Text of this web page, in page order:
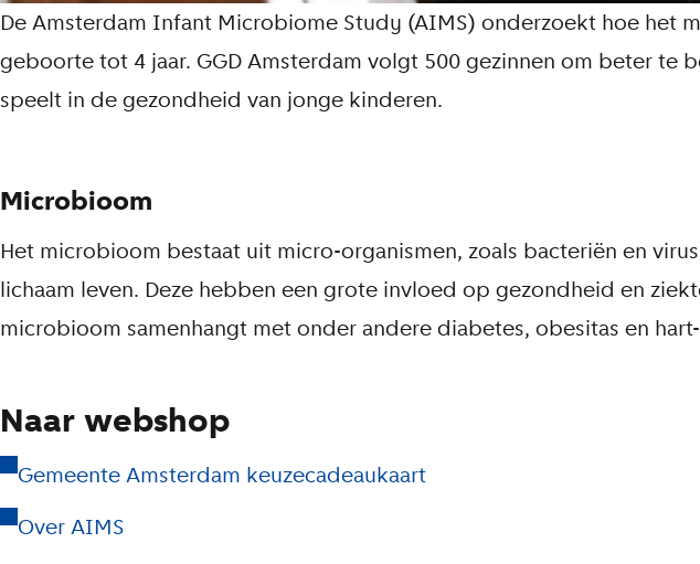
L
e
e
t
e
k
s
De Amsterdam Infant Microbiome Study (AIMS) onderzoekt hoe het
geboorte tot 4 jaar. GGD Amsterdam volgt 500 gezinnen om beter te
speelt in de gezondheid van jonge kinderen.
Microbioom
Het microbioom bestaat uit micro-organismen, zoals bacteriën en
lichaam leven. Deze hebben een grote invloed op gezondheid en
microbioom samenhangt met onder andere diabetes, obesitas en
Naar webshop
Gemeente Amsterdam keuzecadeaukaart
Over AIMS